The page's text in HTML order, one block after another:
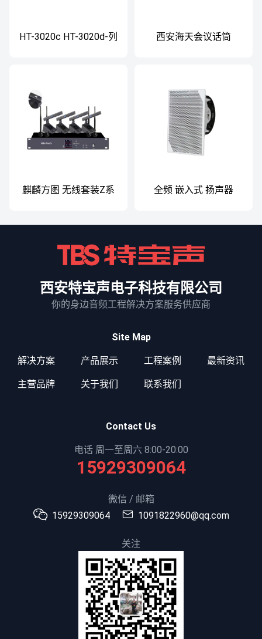
HT-3020c HT-3020d-列
西安海天会议话筒
麒麟方图 无线套装Z系
全频 嵌入式 扬声器
西安特宝声电子科技有限公司
你的身边音频工程解决方案服务供应商
Site Map
解决方案 产品展示 工程案例 最新资讯
主营品牌 关于我们 联系我们
Contact Us
电话 周一至周六 8:00-20:00
15929309064
微信 / 邮箱
15929309064
1091822960@qq.com
关注